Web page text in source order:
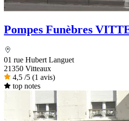
Pompes Funèbres
01 rue Hubert Languet
21350 Vitteaux
4,5 /5 (1 avis)
top notes